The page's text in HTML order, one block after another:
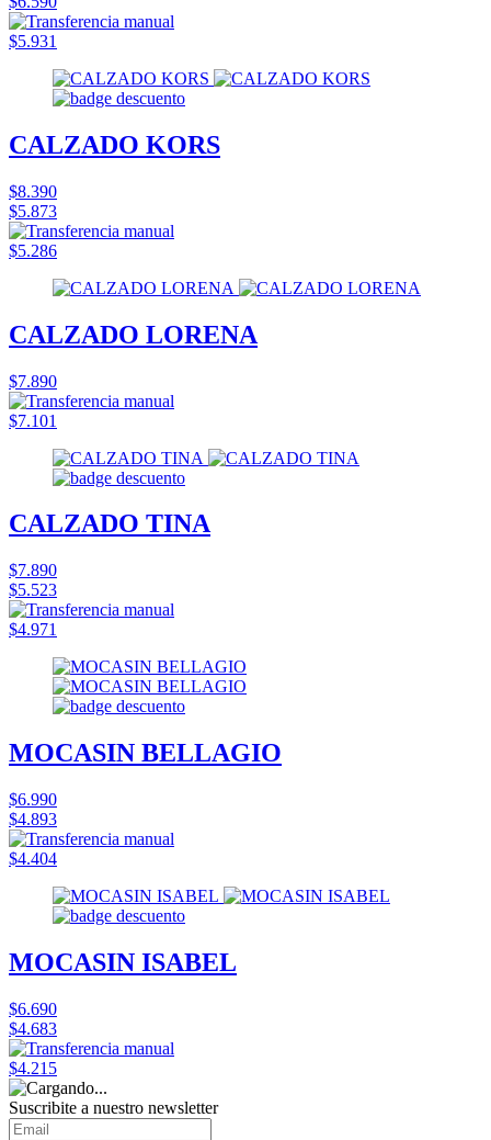
$5.931
CALZADO KORS
$8.390
$5.873
$5.286
CALZADO LORENA
$7.890
$7.101
CALZADO TINA
$7.890
$5.523
$4.971
MOCASIN BELLAGIO
$6.990
$4.893
$4.404
MOCASIN ISABEL
$6.690
$4.683
$4.215
Suscribite a nuestro newsletter